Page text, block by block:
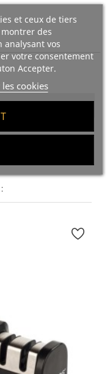
et ceux de tiers
des
analysant vos
votre consentement
Accepter.
cookies